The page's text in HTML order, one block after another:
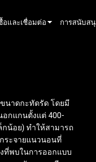
อและเชื่อมต่อ
คุยกับฝ่ายขาย
การสนับส
ซอฟต์แวร์
เฟิร์มแวร์
การดาวน์โ
นาดกะทัดรัด โดยมี
กแกนตั้งแต่ 400-
กน้อย) ทำให้สามารถ
ระจายแนวนอนที่
ที่พบในการออกแบบ